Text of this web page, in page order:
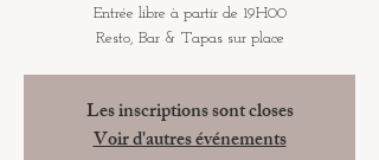
Entrée libre à partir de 19H00
Resto, Bar & Tapas sur place
Les inscriptions sont closes
Voir d'autres événements